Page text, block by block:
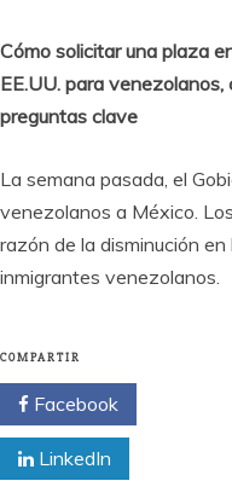
Cómo solicitar una plaza
EE.UU. para
preguntas clave
La semana pasada, el
venezolanos a México.
razón de la disminución
inmigrantes venezolanos.
COMPARTIR
Facebook
LinkedIn